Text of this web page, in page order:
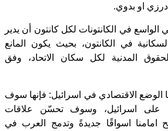
او بدوي.
في الكانتونات لكل كانتون أن يدير
في الكانتون، بحيث يكون المانع
المدنية لكل سكان الاتحاد، وفق
الاقتصادي في اسرائيل: فإنها سوف
على اسرائيل، وسوف تحسّن علاقات
امامنا اسواقًا جديدةً وتدمج العرب في